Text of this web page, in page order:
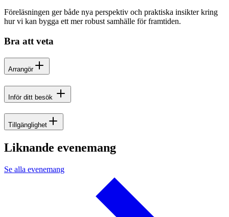
Föreläsningen ger både nya perspektiv och praktiska insikter kring
hur vi kan bygga ett mer robust samhälle för framtiden.
Bra att veta
Arrangör
Inför ditt besök
Tillgänglighet
Liknande evenemang
Se alla evenemang